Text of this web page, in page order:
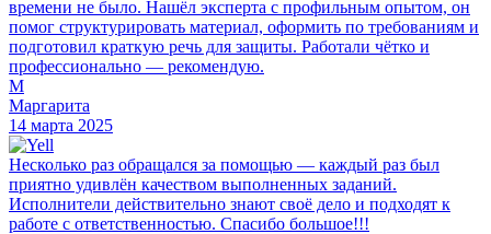
времени не было. Нашёл эксперта с профильным опытом, он
помог структурировать материал, оформить по требованиям и
подготовил краткую речь для защиты. Работали чётко и
профессионально — рекомендую.
М
Маргарита
14 марта 2025
Несколько раз обращался за помощью — каждый раз был
приятно удивлён качеством выполненных заданий.
Исполнители действительно знают своё дело и подходят к
работе с ответственностью. Спасибо большое!!!